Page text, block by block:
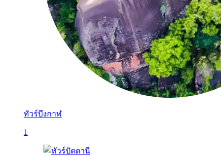
ทัวร์บึงกาฬ
1